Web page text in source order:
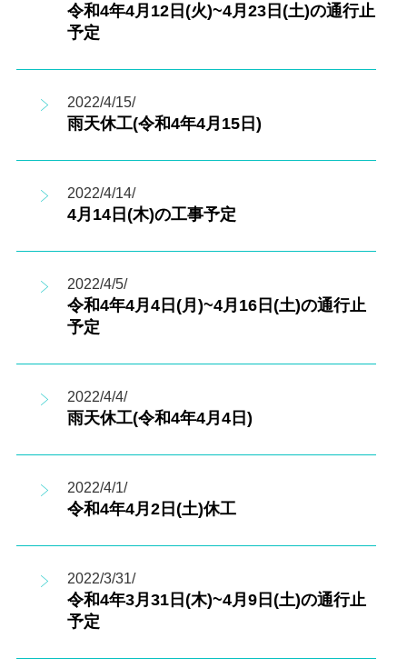
令和4年4月12日(火)~4月23日(土)の通行止
予定
2022/4/15/
雨天休工(令和4年4月15日)
2022/4/14/
4月14日(木)の工事予定
2022/4/5/
令和4年4月4日(月)~4月16日(土)の通行止
予定
2022/4/4/
雨天休工(令和4年4月4日)
2022/4/1/
令和4年4月2日(土)休工
2022/3/31/
令和4年3月31日(木)~4月9日(土)の通行止
予定